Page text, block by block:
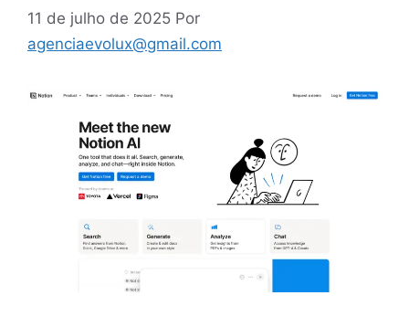
11 de julho de 2025 Por
agenciaevolux@gmail.com